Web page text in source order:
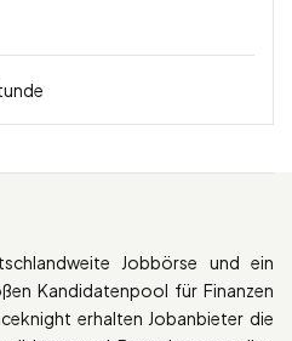
Jobbörse und ein
Kandidatenpool für Finanzen
erhalten Jobanbieter die